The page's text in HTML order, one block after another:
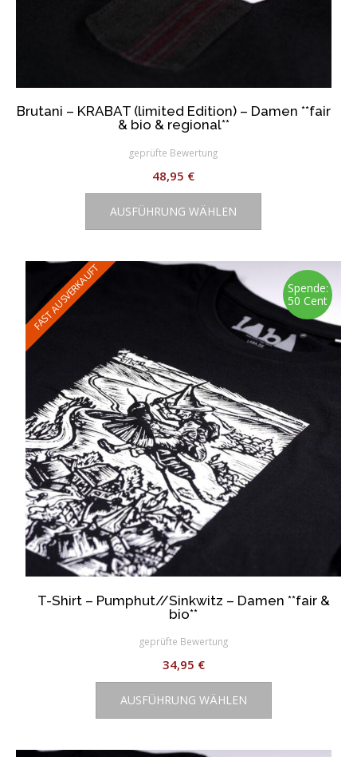
Brutani – KRABAT (limited Edition) – Damen **fair
& bio & regional**
geprüfte Bewertung
48,95 €
AUSFÜHRUNG WÄHLEN
Dieses
weist
Varianten
Die
Optionen
können
gewählt
werden
Spende:
50 Cent
FAST AUSVERKAUFT
T-Shirt – Pumphut//Sinkwitz – Damen **fair &
bio**
geprüfte Bewertung
34,95 €
AUSFÜHRUNG WÄHLEN
Dieses
weist